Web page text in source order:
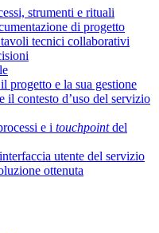
strumenti e rituali
di progetto
tecnici collaborativi
progetto e la sua gestione
il contesto d’uso del servizio
e i touchpointdel
utente del servizio
ottenuta